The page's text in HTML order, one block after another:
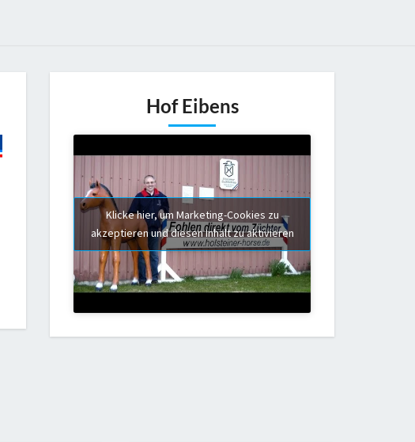
Hof Eibens
Klicke hier, um Marketing-Cookies zu
akzeptieren und diesen Inhalt zu aktivieren